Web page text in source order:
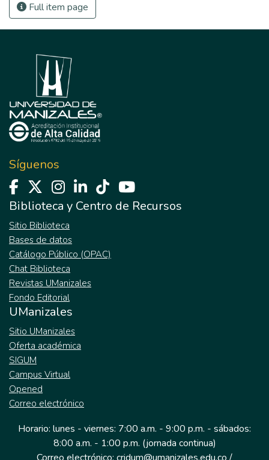
Full item page
Síguenos
Biblioteca y Centro de Recursos
Sitio Biblioteca
Bases de datos
Catálogo Público (OPAC)
Chat Biblioteca
Revistas UManizales
Fondo Editorial
UManizales
Sitio UManizales
Oferta académica
SIGUM
Campus Virtual
Opened
Correo electrónico
Horario: lunes - viernes: 7:00 a.m. - 9:00 p.m. - sábados:
8:00 a.m. - 1:00 p.m. (jornada continua)